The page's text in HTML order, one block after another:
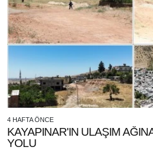
4 HAFTA ÖNCE
KAYAPINAR'IN ULAŞIM
YOLU